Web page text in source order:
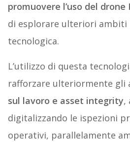
promuovere l’uso del drone
di esplorare ulteriori ambiti
tecnologica.
L’utilizzo di questa
rafforzare ulteriormente gli
sul lavoro e asset integrity,
digitalizzando le ispezioni
operativi, parallelamente